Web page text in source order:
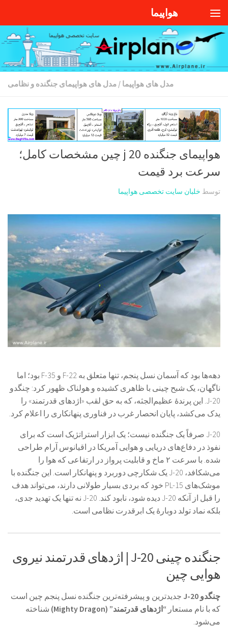
هواپیما
مدل های هواپیما / مدل های هواپیمای جنگنده و نظامی
هواپیمای جنگنده j 20 چین مشخصات کامل؛
سرعت برد قیمت
توسط خلبان سایت تخصصی هواپیما
دهه‌ها بود که آسمان نسل پنجم، تنها متعلق به F-22 و F-35 بود؛ اما
ناگهان، یک شبح چینی با ظاهری کشیده و هولناک ظهور کرد: چنگدو
J-20. این پرندهٔ عظیم‌الجثه، که به حق لقب «اژدهای قدرتمند» را
یدک می‌کشد، پایان انحصار غرب در فناوری پنهانکاری را اعلام کرد.
J-20 صرفاً یک جنگنده نیست؛ یک ابزار استراتژیک است که برای
نفوذ در دفاع‌های دریایی و هوایی آمریکا در اقیانوس آرام طراحی
شده. با سرعت ۲ ماخ و قابلیت پرواز در ارتفاعی که هوا را
می‌شکافد، J-20 یک شکارچی دوربرد و پنهانکار است. این جنگنده با
موشک‌های PL-15 خود که بردی بسیار طولانی دارند، می‌تواند هدف
را قبل از آنکه J-20 دیده شود، نابود کند. J-20 نه تنها یک تهدید جدی،
بلکه نماد تولد دوبارهٔ یک ابرقدرت نظامی است.
جنگنده چینی J-20 | اژدهای قدرتمند نیروی
هوایی چین
چنگدو J-20
جدیدترین و پیشرفته‌ترین جنگنده نسل پنجم چین است
که با نام مستعار “اژدهای قدرتمند” (Mighty Dragon)
شناخته
می‌شود.